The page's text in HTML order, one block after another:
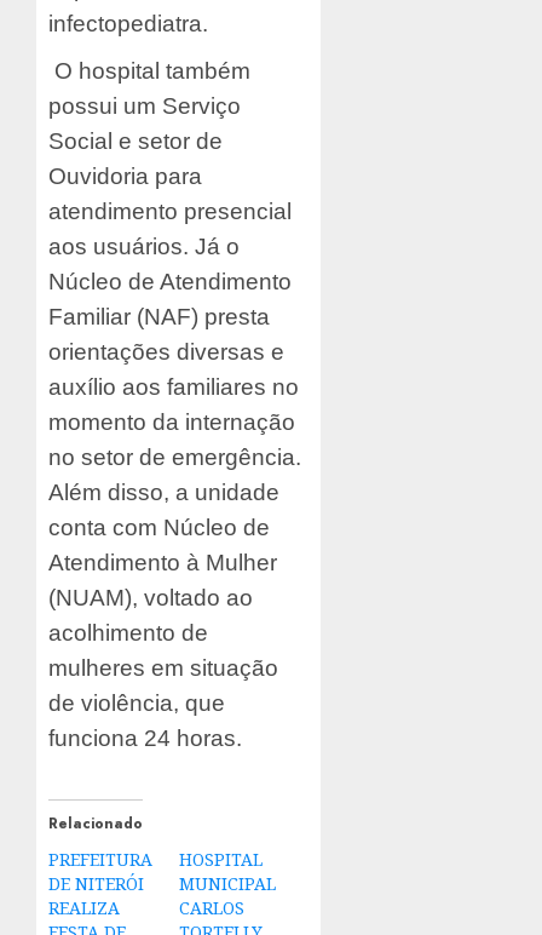
infectopediatra.
O hospital também
possui um Serviço
Social e setor de
Ouvidoria para
atendimento presencial
aos usuários. Já o
Núcleo de Atendimento
Familiar (NAF) presta
orientações diversas e
auxílio aos familiares no
momento da internação
no setor de emergência.
Além disso, a unidade
conta com Núcleo de
Atendimento à Mulher
(NUAM), voltado ao
acolhimento de
mulheres em situação
de violência, que
funciona 24 horas.
Relacionado
PREFEITURA
DE NITERÓI
REALIZA
HOSPITAL
MUNICIPAL
CARLOS